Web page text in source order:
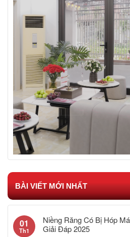
BÀI VIẾT MỚI NHẤT
01
Th1
Niềng Răng Có Bị Hóp
Giải Đáp 2025